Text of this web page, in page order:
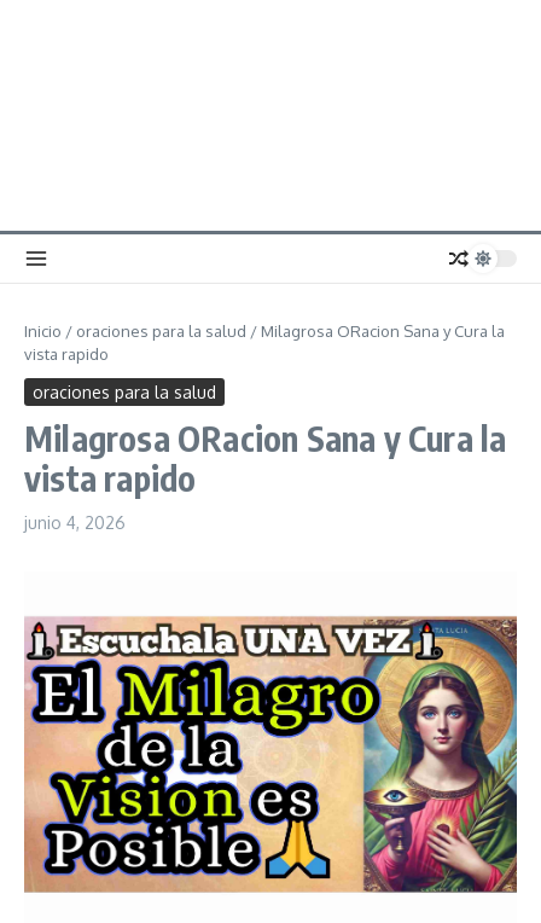
Inicio / oraciones para la salud / Milagrosa ORacion Sana y Cura la
vista rapido
oraciones para la salud
Milagrosa ORacion Sana y Cura la
vista rapido
junio 4, 2026